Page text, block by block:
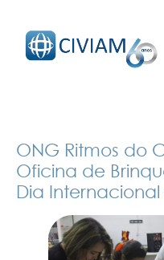
ONG Ritmos do
Oficina de
Dia